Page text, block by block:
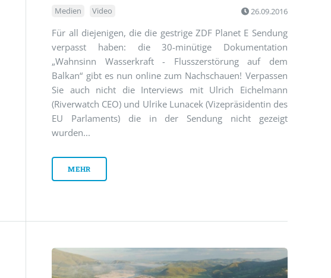
Medien Video 26.09.2016
Für all diejenigen, die die gestrige ZDF Planet E Sendung
verpasst haben: die 30-minütige Dokumentation
„Wahnsinn Wasserkraft - Flusszerstörung auf dem
Balkan“ gibt es nun online zum Nachschauen! Verpassen
Sie auch nicht die Interviews mit Ulrich Eichelmann
(Riverwatch CEO) und Ulrike Lunacek (Vizepräsidentin des
EU Parlaments) die in der Sendung nicht gezeigt
wurden...
MEHR